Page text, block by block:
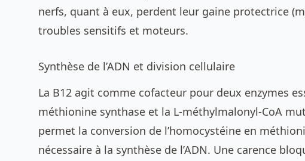
nerfs, quant à eux, perdent leur gaine protectrice
troubles sensitifs et moteurs.
Synthèse de l’ADN et division cellulaire
La B12 agit comme cofacteur pour deux enzymes
méthionine synthase et la L-méthylmalonyl-CoA
permet la conversion de l’homocystéine en
nécessaire à la synthèse de l’ADN. Une carence